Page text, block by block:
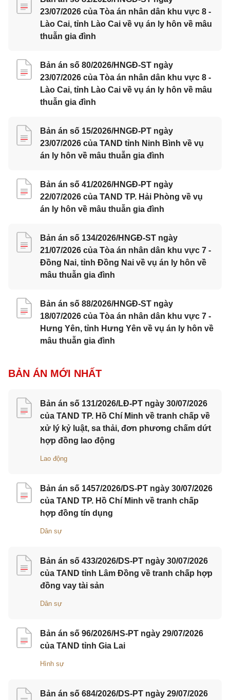
23/07/2026 của Tòa án nhân dân khu vực 8 -
Lào Cai, tỉnh Lào Cai về vụ án ly hôn về mâu
thuẫn gia đình
Bản án số 80/2026/HNGĐ-ST ngày
23/07/2026 của Tòa án nhân dân khu vực 8 -
Lào Cai, tỉnh Lào Cai về vụ án ly hôn về mâu
thuẫn gia đình
Bản án số 15/2026/HNGĐ-PT ngày
23/07/2026 của TAND tỉnh Ninh Bình về vụ
án ly hôn về mâu thuẫn gia đình
Bản án số 41/2026/HNGĐ-PT ngày
22/07/2026 của TAND TP. Hải Phòng về vụ
án ly hôn về mâu thuẫn gia đình
Bản án số 134/2026/HNGĐ-ST ngày
21/07/2026 của Tòa án nhân dân khu vực 7 -
Đồng Nai, tỉnh Đồng Nai về vụ án ly hôn về
mâu thuẫn gia đình
Bản án số 88/2026/HNGĐ-ST ngày
18/07/2026 của Tòa án nhân dân khu vực 7 -
Hưng Yên, tỉnh Hưng Yên về vụ án ly hôn về
mâu thuẫn gia đình
BẢN ÁN MỚI NHẤT
Bản án số 131/2026/LĐ-PT ngày 30/07/2026
của TAND TP. Hồ Chí Minh về tranh chấp về
xử lý kỷ luật, sa thải, đơn phương chấm dứt
hợp đồng lao động
Lao động
Bản án số 1457/2026/DS-PT ngày 30/07/2026
của TAND TP. Hồ Chí Minh về tranh chấp
hợp đồng tín dụng
Dân sự
Bản án số 433/2026/DS-PT ngày 30/07/2026
của TAND tỉnh Lâm Đồng về tranh chấp hợp
đồng vay tài sản
Dân sự
Bản án số 96/2026/HS-PT ngày 29/07/2026
của TAND tỉnh Gia Lai
Hình sự
Bản án số 684/2026/DS-PT ngày 29/07/2026